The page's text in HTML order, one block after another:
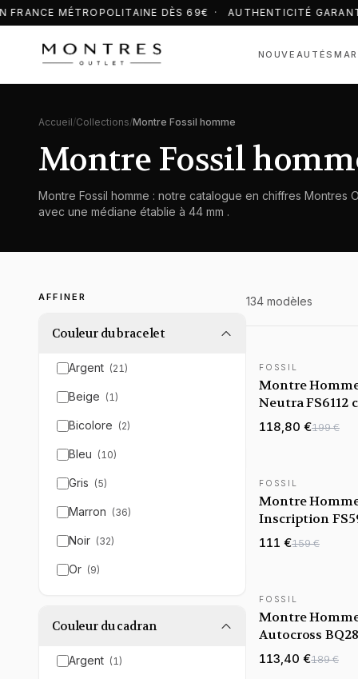
MÉTROPOLITAINE DÈS 69€ · AUTHENTICITÉ
NOUVEAUTÉS
Accueil/Collections/Montre Fossil homme
Montre Fossil
Montre Fossil homme : notre catalogue en chiffres Montres
avec une médiane établie à 44 mm .
AFFINER
Couleur du bracelet
Argent (21)
Beige (1)
Bicolore (2)
Bleu (10)
Gris (5)
Marron (36)
Noir (32)
Or (9)
Couleur du cadran
Argent (1)
134 modèles
NOUVEAUTÉ
FOSSIL
Montre
Neutra FS6112
argent bracelet
118,80 €199 €
NOUVEAUTÉ
FOSSIL
Montre
Inscription
cadran noir
111 €159 €
NOUVEAUTÉ
FOSSIL
Montre
Autocross
cadran vert
acier
113,40 €189 €